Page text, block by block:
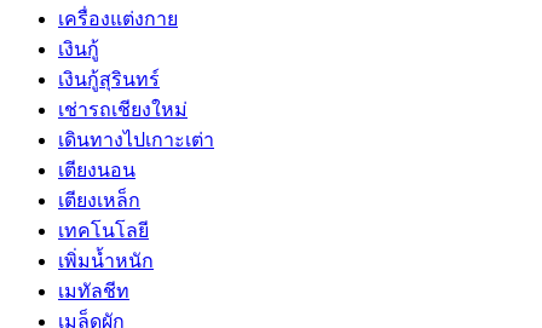
เครื่องแต่งกาย
เงินกู้
เงินกู้สุรินทร์
เช่ารถเชียงใหม่
เดินทางไปเกาะเต่า
เตียงนอน
เตียงเหล็ก
เทคโนโลยี
เพิ่มน้ำหนัก
เมทัลชีท
เมล็ดผัก